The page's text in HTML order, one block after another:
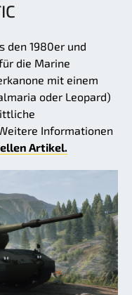
den 1980er und
die Marine
mit einem
oder Leopard)
Informationen
Artikel.